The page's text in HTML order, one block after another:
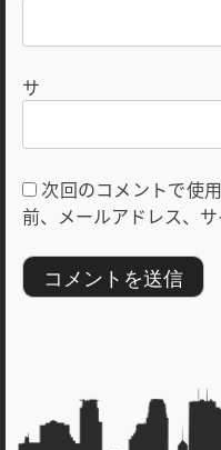
サ
次回のコメントで使
前、メールアドレス、サ